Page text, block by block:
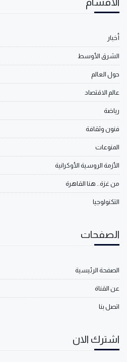
أخبار
الشرق الأوسط
حول العالم
عالم الاقتصاد
رياضة
فنون وثقافة
المنوعات
الأزمة الروسية الأوكرانية
من غزة.. هنا القاهرة
التكنولوجيا
الصفحات
الصفحة الرئيسية
عن القناة
اتصل بنا
اشترك الان